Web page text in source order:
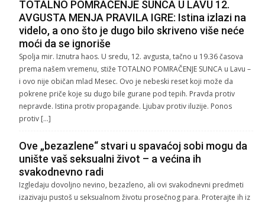
TOTALNO POMRAČENJE SUNCA U LAVU 12.
AVGUSTA MENJA PRAVILA IGRE: Istina izlazi na
videlo, a ono što je dugo bilo skriveno više neće
moći da se ignoriše
Spolja mir. Iznutra haos. U sredu, 12. avgusta, tačno u 19.36 časova
prema našem vremenu, stiže TOTALNO POMRAČENJE SUNCA u Lavu –
i ovo nije običan mlad Mesec. Ovo je nebeski reset koji može da
pokrene priče koje su dugo bile gurane pod tepih. Pravda protiv
nepravde. Istina protiv propagande. Ljubav protiv iluzije. Ponos
protiv […]
Ove „bezazlene“ stvari u spavaćoj sobi mogu da
unište vaš seksualni život – a većina ih
svakodnevno radi
Izgledaju dovoljno nevino, bezazleno, ali ovi svakodnevni predmeti
izazivaju pustoš u seksualnom životu prosečnog para. Proterajte ih iz